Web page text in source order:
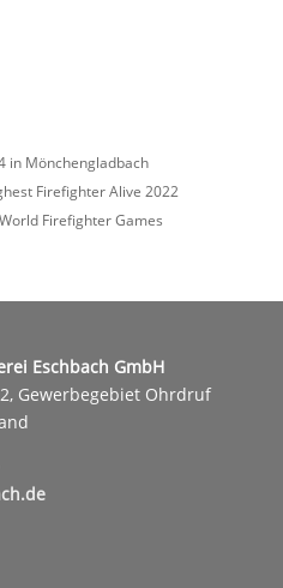
in Mönchengladbach
Firefighter Alive 2022
Firefighter Games
Eschbach GmbH
Gewerbegebiet Ohrdruf